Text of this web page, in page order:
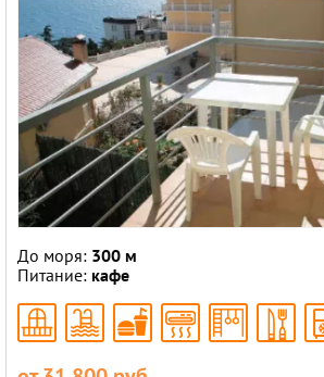
До моря: 300 м
Питание: кафе